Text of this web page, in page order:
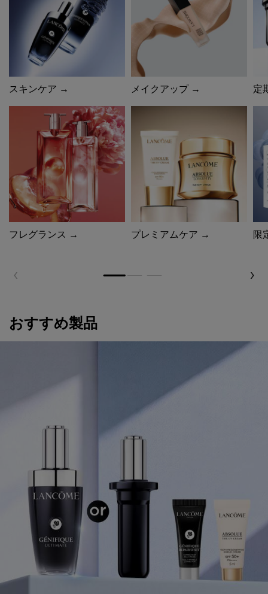
スキンケア →
フレグランス →
メイクアップ →
プレミアムケア →
定
限
おすすめ製品